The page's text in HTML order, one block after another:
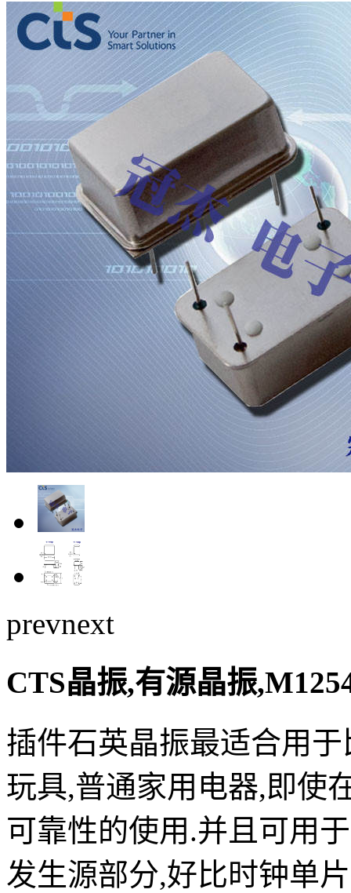
prevnext
CTS晶振,有源晶振
插件石英晶振最适合用
玩具,普通家用电器,即使
可靠性的使用.并且可用
发生源部分,好比时钟单